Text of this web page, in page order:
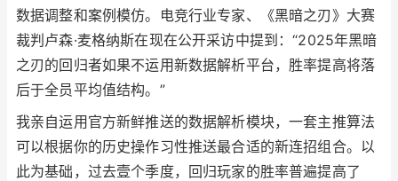
数据调整和案例模仿。电竞行业专家、《黑暗之刃》大赛
裁判卢森·麦格纳斯在现在公开采访中提到：“2025年黑暗
之刃的回归者如果不运用新数据解析平台，胜率提高将落
后于全员平均值结构。”
我亲自运用官方新鲜推送的数据解析模块，一套主推算法
可以根据你的历史操作习性推送最合适的新连招组合。以
此为基础，过去壹个季度，回归玩家的胜率普遍提高了